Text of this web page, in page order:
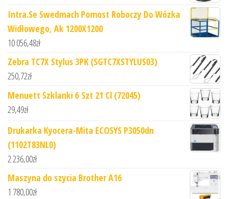
Intra.Se Swedmach Pomost Roboczy Do Wózka
Widłowego, Ak 1200X1200
10 056,48zł
Zebra TC7X Stylus 3PK (SGTC7XSTYLUS03)
250,72zł
Menuett Szklanki 6 Szt 21 Cl (72045)
29,49zł
Drukarka Kyocera-Mita ECOSYS P3050dn
(1102T83NL0)
2 236,00zł
Maszyna do szycia Brother A16
1 780,00zł